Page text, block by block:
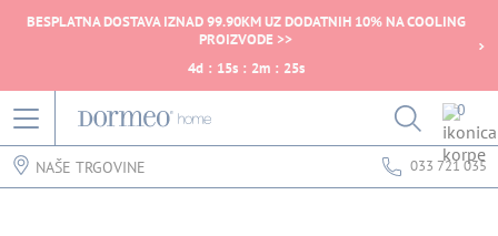
BESPLATNA DOSTAVA IZNAD 99.90KM UZ DODATNIH 10% NA COOLING
PROIZVODE >>
4d : 15s : 2m : 25s
0
NAŠE TRGOVINE 033 721 035